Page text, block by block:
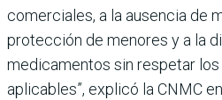
comerciales, a la ausencia de
protección de menores y a la
medicamentos sin respetar
aplicables”, explicó la CNMC